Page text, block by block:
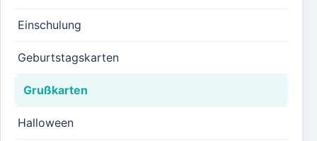
Einschulung
Geburtstagskarten
Grußkarten
Halloween